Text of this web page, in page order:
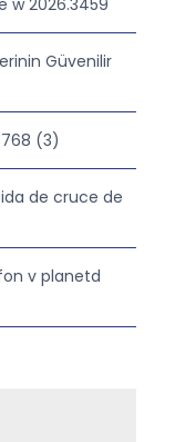
w 2026.3459
Güvenilir
(3)
de cruce de
v planetd